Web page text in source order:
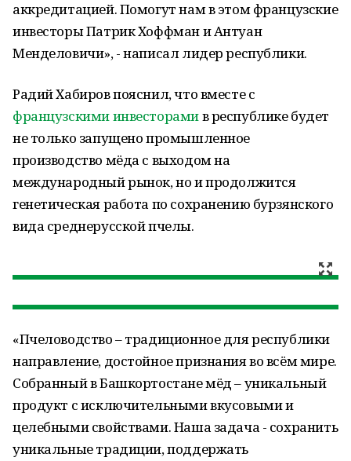
аккредитацией. Помогут нам в этом французские
инвесторы Патрик Хоффман и Антуан
Менделовичи», - написал лидер республики.
Радий Хабиров пояснил, что вместе с
французскими инвесторамив республике будет
не только запущено промышленное
производство мёда с выходом на
международный рынок, но и продолжится
генетическая работа по сохранению бурзянского
вида среднерусской пчелы.
«Пчеловодство – традиционное для республики
направление, достойное признания во всём мире.
Собранный в Башкортостане мёд – уникальный
продукт с исключительными вкусовыми и
целебными свойствами. Наша задача - сохранить
уникальные традиции, поддержать